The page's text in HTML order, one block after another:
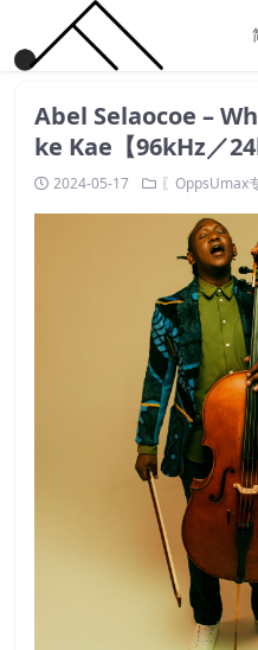
Abel Selaocoe –
ke Kae【96kHz／
2024-05-17 〖OppsUmax